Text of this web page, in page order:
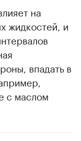
на
жидкостей, и
впадать в
с маслом